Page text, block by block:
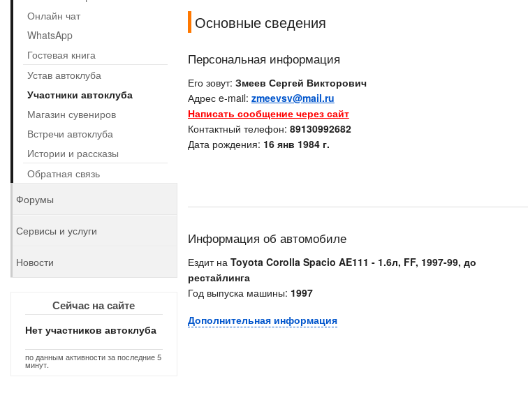
Основные сведения
Персональная информация
Его зовут: Змеев Сергей Викторович
Адрес e-mail: zmeevsv@mail.ru
Написать сообщение через сайт
Контактный телефон: 89130992682
Дата рождения: 16 янв 1984 г.
Информация об автомобиле
Ездит на Toyota Corolla Spacio AE111 - 1.6л, FF, 1997-99, до
рестайлинга
Год выпуска машины: 1997
Дополнительная информация
Онлайн чат
WhatsApp
Гостевая книга
Устав автоклуба
Участники автоклуба
Магазин сувениров
Встречи автоклуба
Истории и рассказы
Обратная связь
Форумы
Сервисы и услуги
Новости
Сейчас на сайте
Нет участников автоклуба
по данным активности за последние 5
минут.